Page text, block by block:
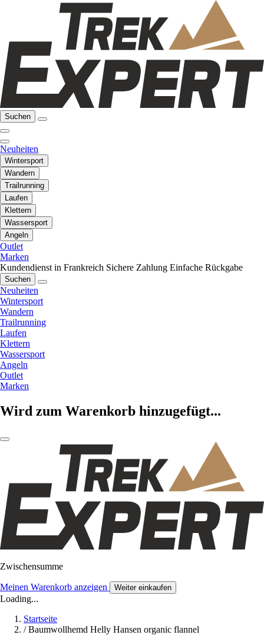
Suchen
Neuheiten
Wintersport
Wandern
Trailrunning
Laufen
Klettern
Wassersport
Angeln
Outlet
Marken
Kundendienst in Frankreich Sichere Zahlung Einfache Rückgabe
Suchen
Neuheiten
Wintersport
Wandern
Trailrunning
Laufen
Klettern
Wassersport
Angeln
Outlet
Marken
Wird zum Warenkorb hinzugefügt...
Zwischensumme
Meinen Warenkorb anzeigen Weiter einkaufen
Loading...
Startseite
/ Baumwollhemd Helly Hansen organic flannel